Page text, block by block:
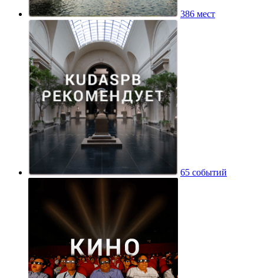
386 мест
65 событий